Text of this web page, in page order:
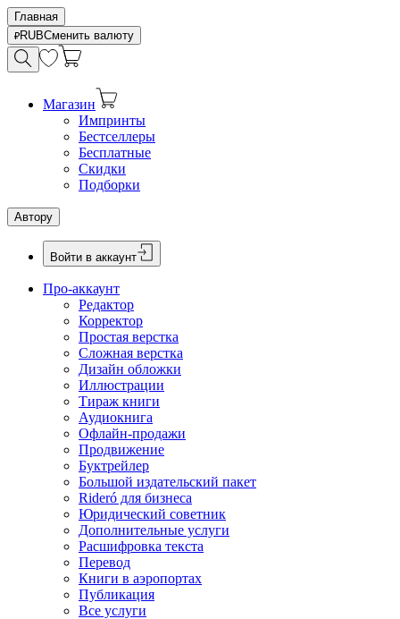
Главная
RUBСменить валюту
Магазин
Импринты
Бестселлеры
Бесплатные
Скидки
Подборки
Автору
Войти в аккаунт
Про-аккаунт
Редактор
Корректор
Простая верстка
Сложная верстка
Дизайн обложки
Иллюстрации
Тираж книги
Аудиокнига
Офлайн-продажи
Продвижение
Буктрейлер
Большой издательский пакет
Rideró для бизнеса
Юридический советник
Дополнительные услуги
Расшифровка текста
Перевод
Книги в аэропортах
Публикация
Все услуги